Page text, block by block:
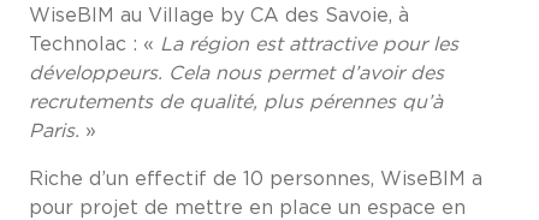
WiseBIM au Village by CA des Savoie, à
Technolac : « La région est attractive pour les
développeurs. Cela nous permet d’avoir des
recrutements de qualité, plus pérennes qu’à
Paris. »
Riche d’un effectif de 10 personnes, WiseBIM a
pour projet de mettre en place un espace en